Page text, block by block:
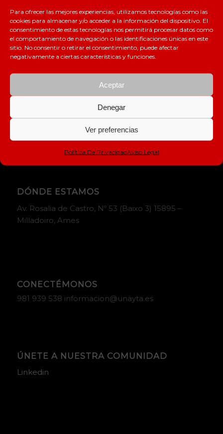
Para ofrecer las mejores experiencias, utilizamos tecnologías como las
cookies para almacenar y/o acceder a la información del dispositivo. El
consentimiento de estas tecnologías nos permitirá procesar datos como
el comportamiento de navegación o las identificaciones únicas en este
sitio. No consentir o retirar el consentimiento, puede afectar
negativamente a ciertas características y funciones.
Aceptar
Denegar
Ver preferencias
Política De PrivacidadAviso Legal
DÓNDE ESTAMOS
Av. Rosalia de Castro, Nº 53 (Baixo 3) 15895 –
Milladoiro, Ames
CONECTÉMONOS
981 939 538 informacion@unayta.es
ÚNETE A NUESTRA COMUNIDAD
Linkedin